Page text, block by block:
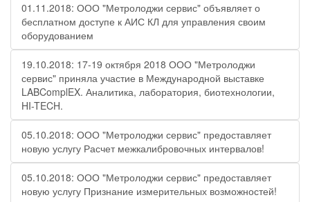
01.11.2018: ООО "Метролоджи сервис" объявляет о
бесплатном доступе к АИС КЛ для управления своим
оборудованием
19.10.2018: 17-19 октября 2018 ООО "Метролоджи
сервис" приняла участие в Международной выставке
LABComplEX. Аналитика, лаборатория, биотехнологии,
HI-TECH.
05.10.2018: ООО "Метролоджи сервис" предоставляет
новую услугу Расчет межкалибровочных интервалов!
05.10.2018: ООО "Метролоджи сервис" предоставляет
новую услугу Признание измерительных возможностей!